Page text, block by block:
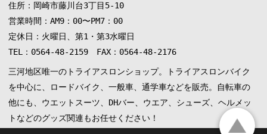
住所：岡崎市藤川台3丁目5-10
営業時間：AM9：00〜PM7：00
定休日：火曜日、第1・第3水曜日
TEL：0564-48-2159 FAX：0564-48-2176
三河地区唯一のトライアスロンショップ。トライアスロンバイク
を中心に、ロードバイク、一般車、通学車などを販売。自転車の
他にも、ウエットスーツ、DHバー、ウエア、シューズ、ヘルメッ
トなどのグッズ関連もお任せください！